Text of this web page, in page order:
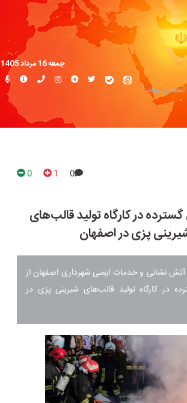
روایت
جمعه 16 مرداد 1405
0
1
0
در کارگاه تولید قالب‌های
پزی در اصفهان
نشانی و خدمات ایمنی شهرداری اصفهان از
در کارگاه تولید قالب‌های شیرینی پزی در